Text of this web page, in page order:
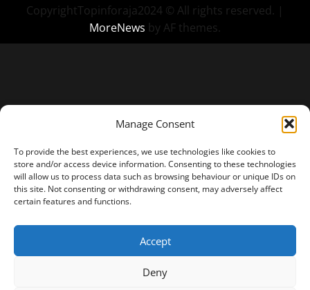
Manage Consent
To provide the best experiences, we use technologies like cookies to
store and/or access device information. Consenting to these technologies
will allow us to process data such as browsing behaviour or unique IDs on
this site. Not consenting or withdrawing consent, may adversely affect
certain features and functions.
Accept
Deny
CopyrightTopinforaja2024 © All rights reserved. |
MoreNews by AF themes.